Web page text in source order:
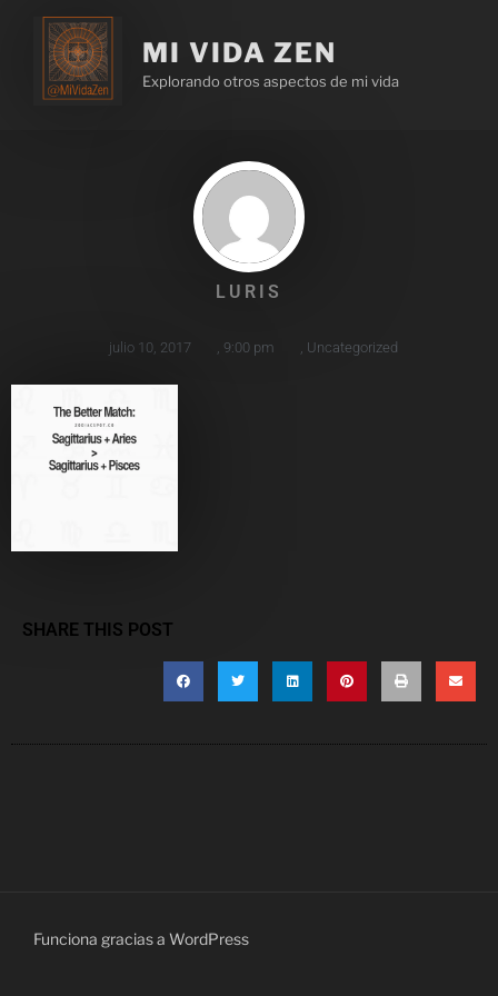
MI VIDA ZEN
Explorando otros aspectos de mi vida
LURIS
julio 10, 2017 9:00 pm Uncategorized
SHARE THIS POST
Funciona gracias a WordPress